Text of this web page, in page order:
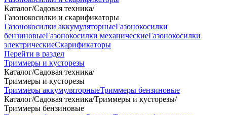
Каталог/Садовая техника/
Газонокосилки и скарификаторы
Газонокосилки аккумуляторныеГазонокосилки
бензиновыеГазонокосилки механическиеГазонокосилки
электрическиеСкарификаторы
Перейти в раздел
Триммеры и кусторезы
Каталог/Садовая техника/
Триммеры и кусторезы
Триммеры аккумуляторныеТриммеры бензиновые
Каталог/Садовая техника/Триммеры и кусторезы/
Триммеры бензиновые